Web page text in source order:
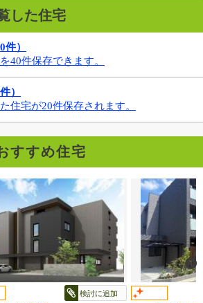
した住宅
0件）
40件保存できます。
）
住宅が20件保存されます。
すすめ住宅
検討に追加